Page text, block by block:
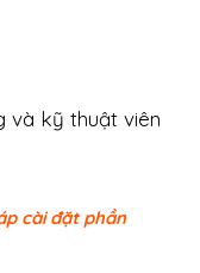
và kỹ thuật viên
cài đặt phần